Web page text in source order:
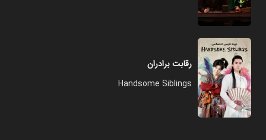
رقابت برادران
Handsome Siblings